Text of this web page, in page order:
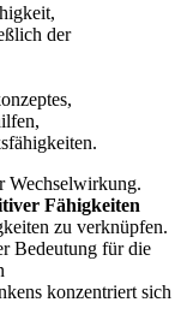
der
Wechselwirkung.
Fähigkeiten
zu verknüpfen.
Bedeutung für die
konzentriert sich